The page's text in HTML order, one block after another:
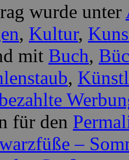
wurde unter
, Kultur,
mit Buch,
,
für den
–